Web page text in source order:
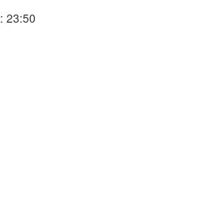
: 23:50